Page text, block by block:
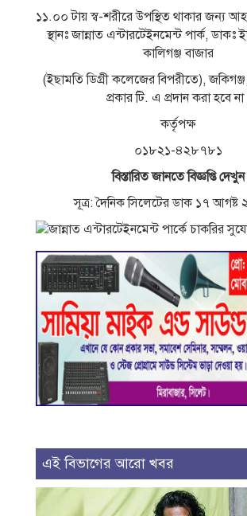
১১.০০ টায় স্ব-শরীরে উপস্থিত থাকার জন্য
স্থানঃ জান্নাত এন্টারটেইনমেন্ট পার্ক, ডাকঃ
কালিগঞ্জ বাজার
(ইছামতি ডিগ্রী কলেজের বিপরীতে),
প্রকার টি. এ প্রদান করা হবে না।
কর্তৃপক্ষ
০১৮২১-৪২৮৭৮১
বিস্তারিত জানতে বিজ্ঞপ্তি দেখুন
সূত্র: দৈনিক সিলেটের ডাক ১৭ আগষ্ট
এই বিভাগের আরো খবর